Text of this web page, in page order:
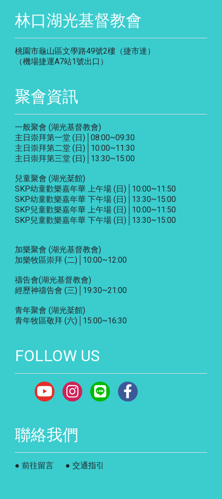
林口湖光基督教會
桃園市龜山區文學路49號2樓（捷市達）
（機場捷運A7站1號出口）
聚會資訊
一般聚會 (湖光基督教會)
主日崇拜第一堂 (日)│08:00~09:30
主日崇拜第二堂 (日)│10:00~11:30
主日崇拜第三堂 (日)│13:30~15:00
兒童聚會 (湖光棻館)
SKP幼童歡樂嘉年華 上午場 (日)│10:00~11:50
SKP幼童歡樂嘉年華 下午場 (日)│13:30~15:00
SKP兒童歡樂嘉年華 上午場 (日)│10:00~11:50
SKP兒童歡樂嘉年華 下午場 (日)│13:30~15:00
加樂聚會 (湖光基督教會)
加樂牧區崇拜 (二)│10:00~12:00
禱告會(湖光基督教會)
經歷神禱告會 (三)│19:30~21:00
青年聚會 (湖光棻館)
青年牧區敬拜 (六)│15:00~16:30
FOLLOW US
聯絡我們
● 前往留言 ● 交通指引